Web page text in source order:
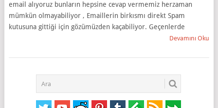
email alıyoruz bunların hepsine cevap vermemiz herzaman
mümkün olmayabiliyor , Emaillerin birkısmı direkt Spam
kutusuna gittiği için gözümüzden kaçabiliyor. Geçenlerde
Devamını Oku